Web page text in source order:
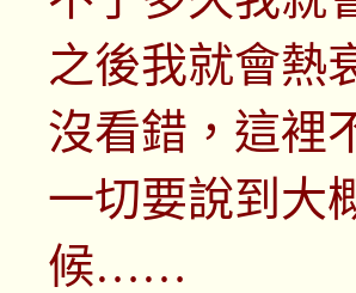
之後我就會熱
沒看錯，這
一切要說到大
候……